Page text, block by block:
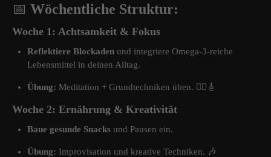
📅 Wöchentliche Struktur:
Woche 1: Achtsamkeit & Fokus
Reflektiere Blockaden und integriere Omega-3-reiche
Lebensmittel in deinen Alltag.
Übung: Meditation + Grundtechniken üben. 🧘‍♂️🎸
Woche 2: Ernährung & Kreativität
Baue gesunde Snacks und Pausen ein.
Übung: Improvisation und kreative Techniken. 🎶